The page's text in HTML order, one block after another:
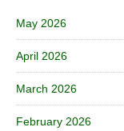
May 2026
April 2026
March 2026
February 2026